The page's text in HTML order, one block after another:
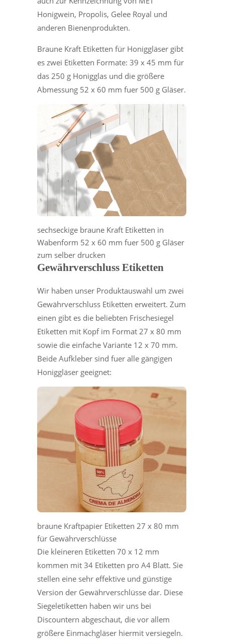
Honigwein, Propolis, Gelee Royal und
anderen Bienenprodukten.
Braune Kraft Etiketten für Honiggläser gibt
es zwei Etiketten Formate: 39 x 45 mm für
das 250 g Honigglas und die größere
Abmessung 52 x 60 mm fuer 500 g Gläser.
sechseckige braune Kraft Etiketten in
Wabenform 52 x 60 mm fuer 500 g Gläser
zum selber drucken
Gewährverschluss Etiketten
Wir haben unser Produktauswahl um zwei
Gewährverschluss Etiketten erweitert. Zum
einen gibt es die beliebten Frischesiegel
Etiketten mit Kopf im Format 27 x 80 mm
sowie die einfache Variante 12 x 70 mm.
Beide Aufkleber sind fuer alle gängigen
Honiggläser geeignet:
braune Kraftpapier Etiketten 27 x 80 mm
für Gewährverschlüsse
Die kleineren Etiketten 70 x 12 mm
kommen mit 34 Etiketten pro A4 Blatt. Sie
stellen eine sehr effektive und günstige
Version der Gewährverschlüsse dar. Diese
Siegeletiketten haben wir uns bei
Discountern abgeschaut, die vor allem
größere Einmachgläser hiermit versiegeln.